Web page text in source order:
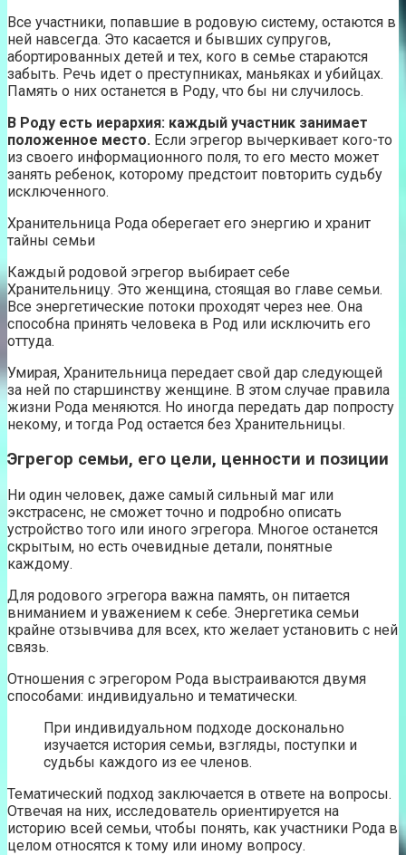
Все участники, попавшие в родовую систему, остаются в
ней навсегда. Это касается и бывших супругов,
абортированных детей и тех, кого в семье стараются
забыть. Речь идет о преступниках, маньяках и убийцах.
Память о них останется в Роду, что бы ни случилось.
В Роду есть иерархия: каждый участник занимает
положенное место. Если эгрегор вычеркивает кого-то
из своего информационного поля, то его место может
занять ребенок, которому предстоит повторить судьбу
исключенного.
Хранительница Рода оберегает его энергию и хранит
тайны семьи
Каждый родовой эгрегор выбирает себе
Хранительницу. Это женщина, стоящая во главе семьи.
Все энергетические потоки проходят через нее. Она
способна принять человека в Род или исключить его
оттуда.
Умирая, Хранительница передает свой дар следующей
за ней по старшинству женщине. В этом случае правила
жизни Рода меняются. Но иногда передать дар попросту
некому, и тогда Род остается без Хранительницы.
Эгрегор семьи, его цели, ценности и позиции
Ни один человек, даже самый сильный маг или
экстрасенс, не сможет точно и подробно описать
устройство того или иного эгрегора. Многое останется
скрытым, но есть очевидные детали, понятные
каждому.
Для родового эгрегора важна память, он питается
вниманием и уважением к себе. Энергетика семьи
крайне отзывчива для всех, кто желает установить с ней
связь.
Отношения с эгрегором Рода выстраиваются двумя
способами: индивидуально и тематически.
При индивидуальном подходе досконально
изучается история семьи, взгляды, поступки и
судьбы каждого из ее членов.
Тематический подход заключается в ответе на вопросы.
Отвечая на них, исследователь ориентируется на
историю всей семьи, чтобы понять, как участники Рода в
целом относятся к тому или иному вопросу.